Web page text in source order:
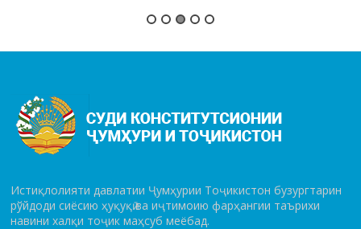
Истиқлолияти давлатии Ҷумҳурии Тоҷикистон бузургтарин
рўй­до­ди сиёсию ҳуқуқӣ ва иҷтимоию фарҳангии таърихи
навини халқи тоҷик маҳсуб меёбад.